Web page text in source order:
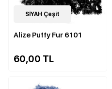
14Çeşit
SİYAH Çeşit
Alize Puffy Fur 6101
60,00 TL